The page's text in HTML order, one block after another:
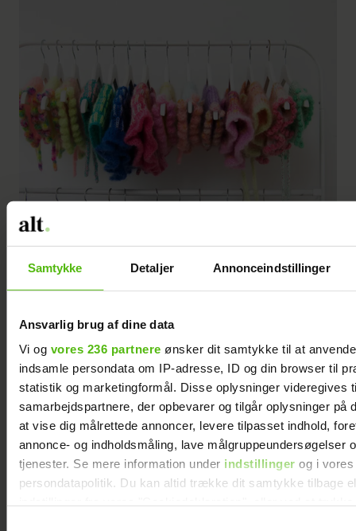
Samtykke Detaljer Annonceindstillinger
Ansvarlig brug af dine data
Vi og vores 236 partnere ønsker dit samtykke til at
indsamle persondata om IP-adresse, ID og din browser til
statistik og marketingformål. Disse oplysninger videregives
samarbejdspartnere, der opbevarer og tilgår oplysninger på
at vise dig målrettede annoncer, levere tilpasset indhold,
annonce- og indholdsmåling, lave målgruppeundersøgelser
tjenester. Se mere information under indstillinger og i vores
persondatapolitik. Du kan altid trække dit samtykke tilbage
Et dekorativt udvalg af de skønne kraver, som er strikket i bl.a. mohair
og merinould.